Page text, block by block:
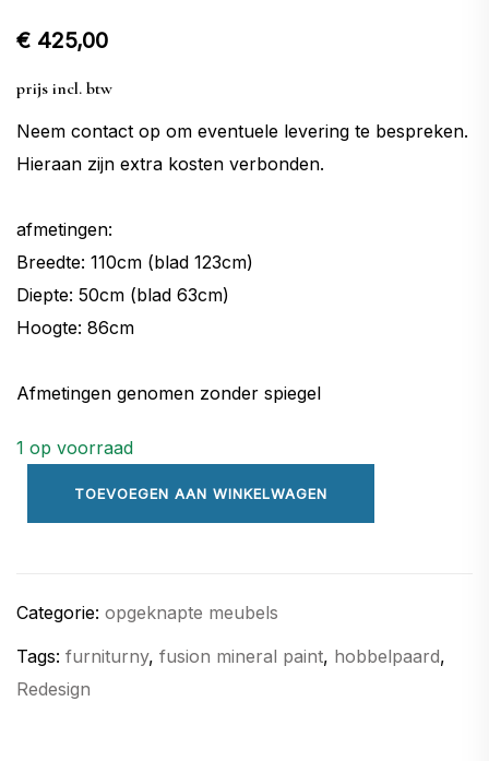
€ 425,00
prijs incl. btw
Neem contact op om eventuele levering te bespreken.
Hieraan zijn extra kosten verbonden.
afmetingen:
Breedte: 110cm (blad 123cm)
Diepte: 50cm (blad 63cm)
Hoogte: 86cm
Afmetingen genomen zonder spiegel
1 op voorraad
marmeren
TOEVOEGEN AAN WINKELWAGEN
Categorie: opgeknapte meubels
Tags: furniturny, fusion mineral paint, hobbelpaard,
Redesign